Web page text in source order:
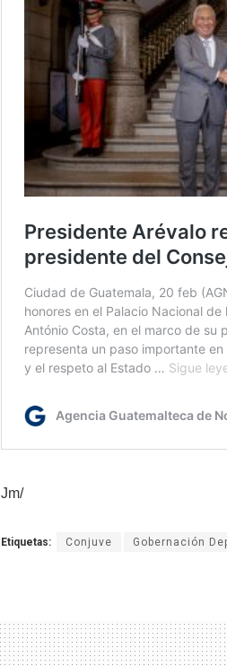
Jm/
Etiquetas: Conjuve Gobernación